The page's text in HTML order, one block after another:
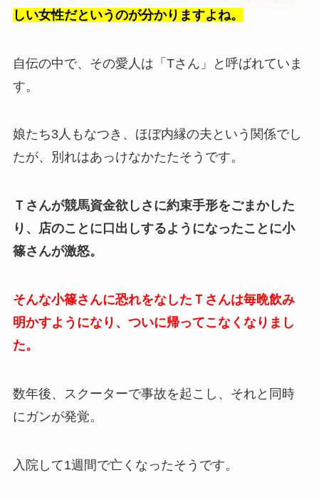
しい女性だというのが分かりますよね。
自伝の中で、その愛人は「Tさん」と呼ばれていま
す。
娘たち3人もなつき、ほぼ内縁の夫という関係でし
たが、別れはあっけなかたたそうです。
Ｔさんが競馬資金欲しさに約束手形をごまかした
り、店のことに口出しするようになったことに小
篠さんが激怒。
そんな小篠さんに恐れをなしたＴさんは毎晩飲み
明かすようになり、ついに帰ってこなくなりまし
た。
数年後、スクーターで事故を起こし、それと同時
にガンが発覚。
入院して1週間で亡くなったそうです。